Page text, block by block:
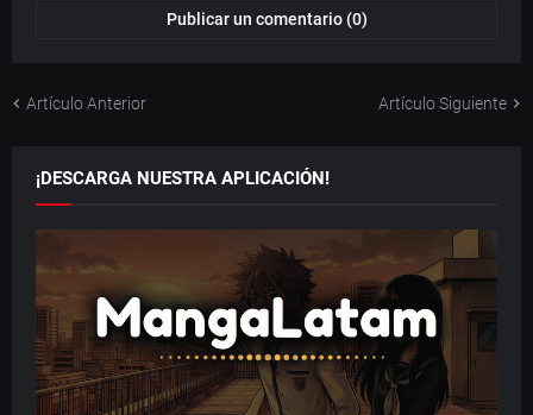
Publicar un comentario (0)
Artículo Anterior Artículo Siguiente
¡DESCARGA NUESTRA APLICACIÓN!